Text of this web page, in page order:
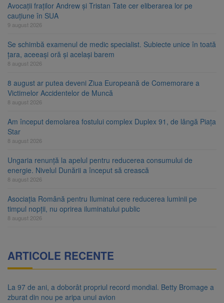
Avocații fraților Andrew și Tristan Tate cer eliberarea lor pe
cauțiune în SUA
9 august 2026
Se schimbă examenul de medic specialist. Subiecte unice în toată
țara, aceeași oră și același barem
8 august 2026
8 august ar putea deveni Ziua Europeană de Comemorare a
Victimelor Accidentelor de Muncă
8 august 2026
Am început demolarea fostului complex Duplex 91, de lângă Piața
Star
8 august 2026
Ungaria renunță la apelul pentru reducerea consumului de
energie. Nivelul Dunării a început să crească
8 august 2026
Asociația Română pentru Iluminat cere reducerea luminii pe
timpul nopții, nu oprirea iluminatului public
8 august 2026
ARTICOLE RECENTE
La 97 de ani, a doborât propriul record mondial. Betty Bromage a
zburat din nou pe aripa unui avion